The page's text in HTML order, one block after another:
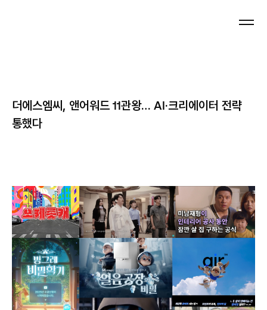
더에스엠씨, 앤어워드 11관왕… AI·크리에이터 전략
통했다